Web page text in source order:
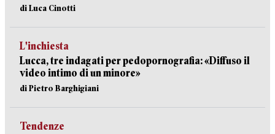
di Luca Cinotti
L'inchiesta
Lucca, tre indagati per pedopornografia: «Diffuso il
video intimo di un minore»
di Pietro Barghigiani
Tendenze